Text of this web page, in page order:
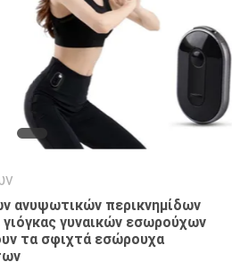
ανυψωτικών περικνημίδων
γυναικών εσωρούχων
τα σφιχτά εσώρουχα